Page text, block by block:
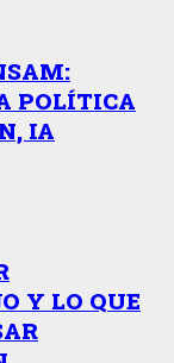
POLÍTICA
IA
Y LO QUE